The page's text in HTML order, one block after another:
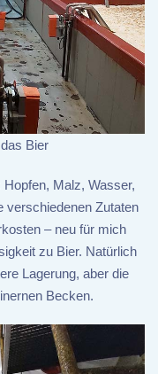
Bier
Malz, Wasser,
verschiedenen Zutaten
– neu für mich
zu Bier. Natürlich
Lagerung, aber die
Becken.